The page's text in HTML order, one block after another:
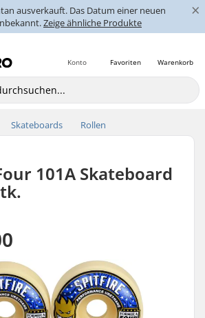
ausverkauft. Das Datum einer neuen
Zeige ähnliche Produkte
×
Warenkorb
Favoriten
Konto
Skateboards Rollen
101A Skateboard